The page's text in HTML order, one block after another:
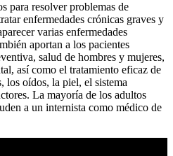
para resolver problemas de
enfermedades crónicas graves y
varias enfermedades
aportan a los pacientes
salud de hombres y mujeres,
así como el tratamiento eficaz de
los oídos, la piel, el sistema
La mayoría de los adultos
a un internista como médico de